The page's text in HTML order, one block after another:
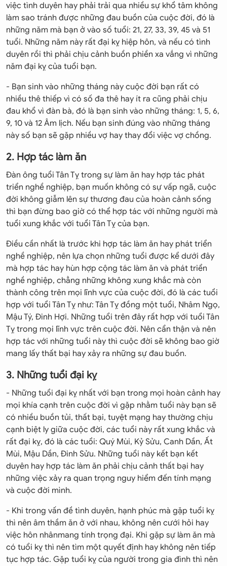
việc tình duyên hay phải trải qua nhiều sự khổ tâm không
làm sao tránh được những đau buồn của cuộc đời, đó là
những năm mà bạn ở vào số tuổi: 21, 27, 33, 39, 45 và 51
tuổi. Những năm này rất đại kỵ hiệp hôn, và nếu có tình
duyên rồi thì phải chịu cảnh buồn phiền xa vắng vì những
năm đại kỵ của tuổi bạn.
- Bạn sinh vào những tháng này cuộc đời bạn rất có
nhiều thê thiếp vì có số đa thê hay ít ra cũng phải chịu
đau khổ vì đàn bà, đó là bạn sinh vào những tháng: 1, 5, 6,
9, 10 và 12 Âm lịch. Nếu bạn sinh đúng vào những tháng
này số bạn sẽ gặp nhiều vợ hay thay đổi việc vợ chồng.
2. Hợp tác làm ăn
Đàn ông tuổi Tân Tỵ trong sự làm ăn hay hợp tác phát
triển nghề nghiệp, bạn muốn không có sự vấp ngã, cuộc
đời không giẫm lên sự thương đau của hoàn cảnh sống
thì bạn đừng bao giờ có thể hợp tác với những người mà
tuổi xung khắc với tuổi Tân Tỵ của bạn.
Điều cần nhất là trước khi hợp tác làm ăn hay phát triển
nghề nghiệp, nên lựa chọn những tuổi được kể dưới đây
mà hợp tác hay hùn hợp cộng tác làm ăn và phát triển
nghề nghiệp, chẳng những không xung khắc mà còn
thành công trên mọi lĩnh vực của cuộc đời, đó là các tuổi
hợp với tuổi Tân Tỵ như: Tân Tỵ đồng một tuổi, Nhâm Ngọ,
Mậu Tý, Đinh Hợi. Những tuổi trên đây rất hợp với tuổi Tân
Tỵ trong mọi lĩnh vực trên cuộc đời. Nên cẩn thận và nên
hợp tác với những tuổi này thì cuộc đời sẽ không bao giờ
mang lấy thất bại hay xảy ra những sự đau buồn.
3. Những tuổi đại kỵ
- Những tuổi đại kỵ nhất với bạn trong mọi hoàn cảnh hay
mọi khía cạnh trên cuộc đời vì gặp nhằm tuổi này bạn sẽ
có nhiều buồn tủi, thất bại, tuyệt mạng hay thường chịu
cạnh biệt ly giữa cuộc đời, các tuổi này rất xung khắc và
rất đại kỵ, đó là các tuổi: Quý Mùi, Kỷ Sửu, Canh Dần, Ất
Mùi, Mậu Dần, Đinh Sửu. Những tuổi này kết bạn kết
duyên hay hợp tác làm ăn phải chịu cảnh thất bại hay
những việc xảy ra quan trọng nguy hiểm đến tính mạng
và cuộc đời mình.
- Khi trong vấn đề tình duyên, hạnh phúc mà gặp tuổi kỵ
thì nên âm thầm ăn ở với nhau, không nên cưới hỏi hay
việc hôn nhânmang tính trọng đại. Khi gặp sự làm ăn mà
có tuổi kỵ thì nên tìm một quyết định hay không nên tiếp
tục hợp tác. Gặp tuổi kỵ của người trong gia đình thì nên